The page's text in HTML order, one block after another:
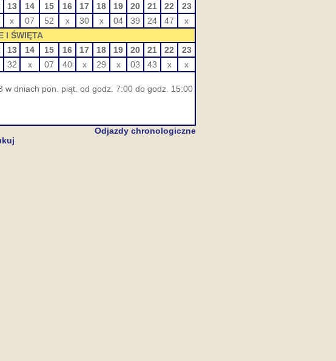
13 14 15 16 17 18 19 20 21 22
23
x 07 52 x 30 x 04 39 24 47
x
I ŚWIĘTA
13 14 15 16 17 18 19 20 21 22
23
32 x 07 40 x 29 x 03 43 x
x
dniach pon. piąt. od godz. 7:00 do godz. 15:00
Odjazdy chronologiczne